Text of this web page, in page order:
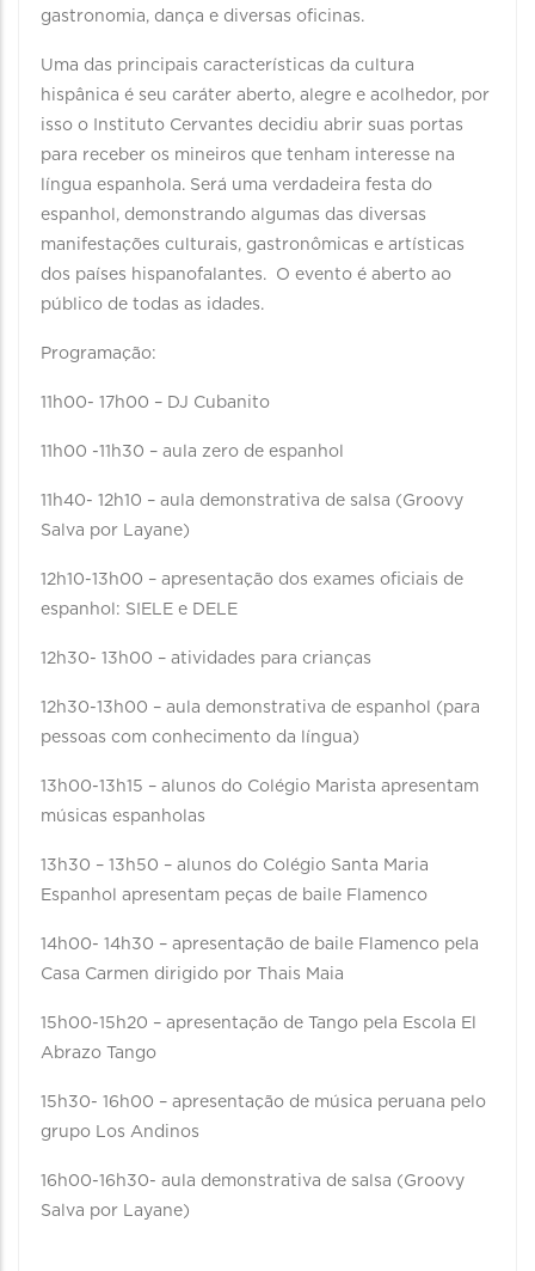
gastronomia, dança e diversas oficinas.
Uma das principais características da cultura
hispânica é seu caráter aberto, alegre e acolhedor, por
isso o Instituto Cervantes decidiu abrir suas portas
para receber os mineiros que tenham interesse na
língua espanhola. Será uma verdadeira festa do
espanhol, demonstrando algumas das diversas
manifestações culturais, gastronômicas e artísticas
dos países hispanofalantes. O evento é aberto ao
público de todas as idades.
Programação:
11h00- 17h00 – DJ Cubanito
11h00 -11h30 – aula zero de espanhol
11h40- 12h10 – aula demonstrativa de salsa (Groovy
Salva por Layane)
12h10-13h00 – apresentação dos exames oficiais de
espanhol: SIELE e DELE
12h30- 13h00 – atividades para crianças
12h30-13h00 – aula demonstrativa de espanhol (para
pessoas com conhecimento da língua)
13h00-13h15 – alunos do Colégio Marista apresentam
músicas espanholas
13h30 – 13h50 – alunos do Colégio Santa Maria
Espanhol apresentam peças de baile Flamenco
14h00- 14h30 – apresentação de baile Flamenco pela
Casa Carmen dirigido por Thais Maia
15h00-15h20 – apresentação de Tango pela Escola El
Abrazo Tango
15h30- 16h00 – apresentação de música peruana pelo
grupo Los Andinos
16h00-16h30- aula demonstrativa de salsa (Groovy
Salva por Layane)